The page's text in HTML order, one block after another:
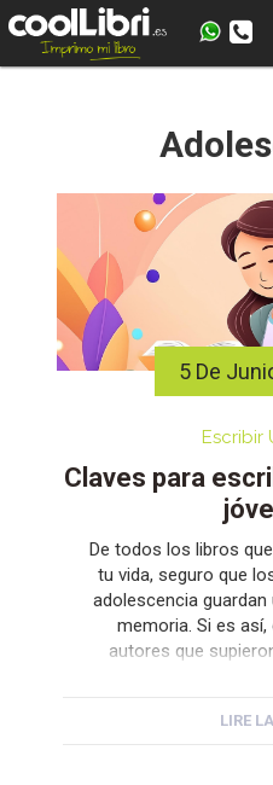
5 De
Escribir
Claves para
De todos los libros
tu vida, seguro que
adolescencia
memoria. Si es
autores que
LIRE